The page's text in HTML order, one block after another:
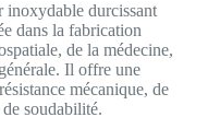
inoxydable durcissant
dans la fabrication
de la médecine,
Il offre une
mécanique, de
soudabilité.